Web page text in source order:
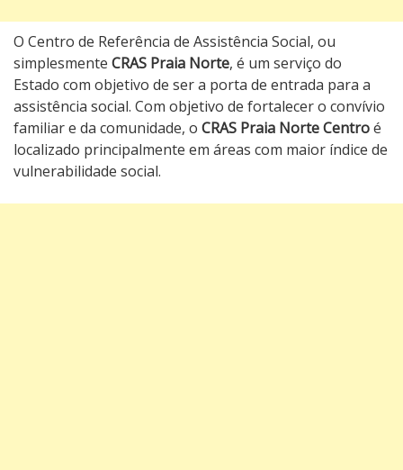
O Centro de Referência de Assistência Social, ou
simplesmente CRAS Praia Norte, é um serviço do
Estado com objetivo de ser a porta de entrada para a
assistência social. Com objetivo de fortalecer o convívio
familiar e da comunidade, o CRAS Praia Norte Centroé
localizado principalmente em áreas com maior índice de
vulnerabilidade social.